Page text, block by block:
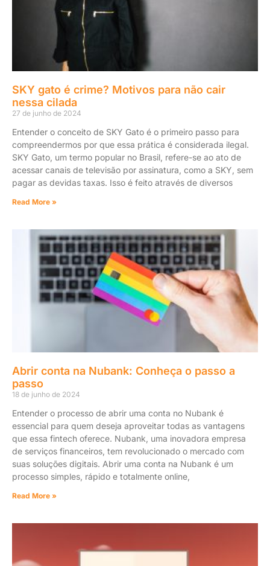
SKY gato é crime? Motivos para não cair
nessa cilada
27 de junho de 2024
Entender o conceito de SKY Gato é o primeiro passo para
compreendermos por que essa prática é considerada ilegal.
SKY Gato, um termo popular no Brasil, refere-se ao ato de
acessar canais de televisão por assinatura, como a SKY, sem
pagar as devidas taxas. Isso é feito através de diversos
Read More »
Abrir conta na Nubank: Conheça o passo a
passo
18 de junho de 2024
Entender o processo de abrir uma conta no Nubank é
essencial para quem deseja aproveitar todas as vantagens
que essa fintech oferece. Nubank, uma inovadora empresa
de serviços financeiros, tem revolucionado o mercado com
suas soluções digitais. Abrir uma conta na Nubank é um
processo simples, rápido e totalmente online,
Read More »